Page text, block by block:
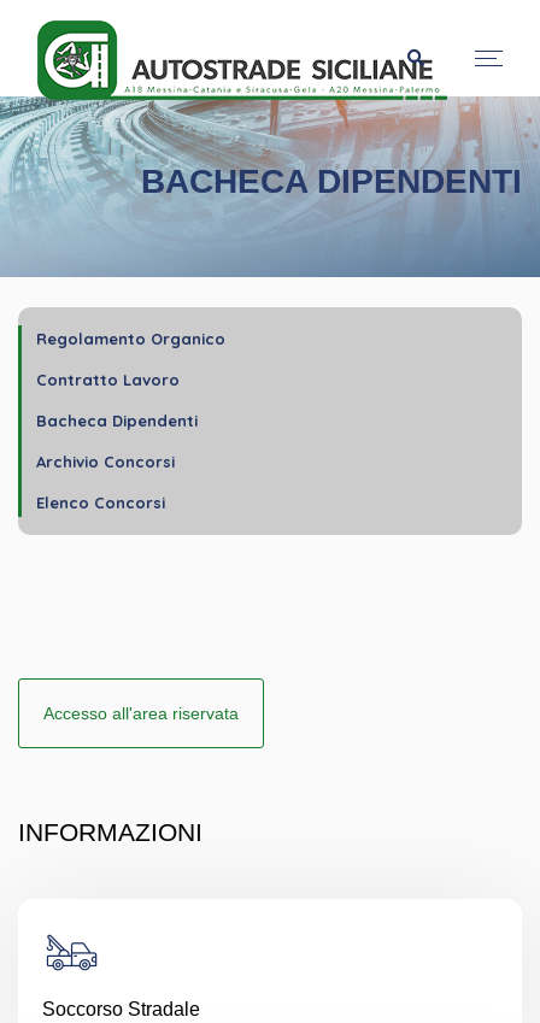
BACHECA DIPENDENTI
Regolamento Organico
Contratto Lavoro
Bacheca Dipendenti
Archivio Concorsi
Elenco Concorsi
Accesso all'area riservata
INFORMAZIONI
Soccorso Stradale